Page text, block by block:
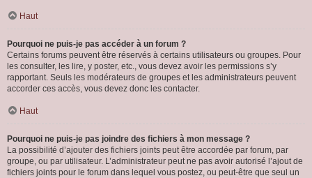
Haut
Pourquoi ne puis-je pas accéder à un forum ?
Certains forums peuvent être réservés à certains utilisateurs ou groupes. Pour
les consulter, les lire, y poster, etc., vous devez avoir les permissions s’y
rapportant. Seuls les modérateurs de groupes et les administrateurs peuvent
accorder ces accès, vous devez donc les contacter.
Haut
Pourquoi ne puis-je pas joindre des fichiers à mon message ?
La possibilité d’ajouter des fichiers joints peut être accordée par forum, par
groupe, ou par utilisateur. L’administrateur peut ne pas avoir autorisé l’ajout de
fichiers joints pour le forum dans lequel vous postez, ou peut-être que seul un